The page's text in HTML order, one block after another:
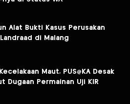
Alat Bukti Kasus Perusakan
Landraad di Malang
Maut, PUS@KA Desak
Dugaan Permainan Uji KIR